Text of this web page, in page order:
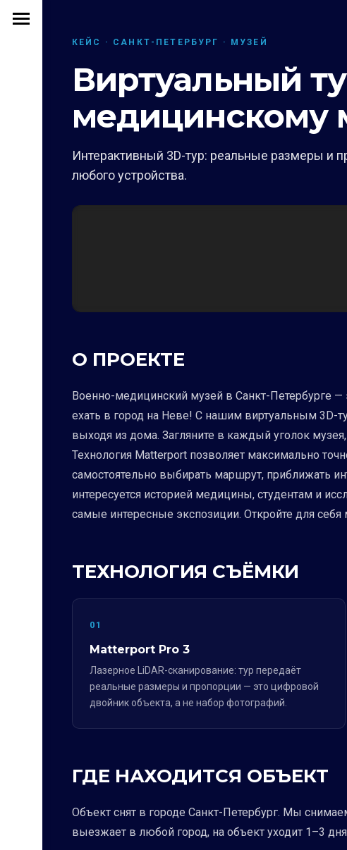
КЕЙС · САНКТ-ПЕТЕРБУРГ · МУЗЕЙ
Виртуальный
медицинскому
Интерактивный 3D-тур: реальные размеры и
любого устройства.
О ПРОЕКТЕ
Военно-медицинский музей в Санкт-Петербурге —
ехать в город на Неве! С нашим виртуальным 3D-
выходя из дома. Загляните в каждый уголок
Технология Matterport позволяет максимально
самостоятельно выбирать маршрут, приближать
интересуется историей медицины, студентам и
самые интересные экспозиции. Откройте для
ТЕХНОЛОГИЯ СЪЁМКИ
01
Matterport Pro 3
Лазерное LiDAR-сканирование: тур передаёт
реальные размеры и пропорции — это цифровой
двойник объекта, а не набор фотографий.
ГДЕ НАХОДИТСЯ ОБЪЕКТ
Объект снят в городе Санкт-Петербург. Мы
выезжает в любой город, на объект уходит 1–3